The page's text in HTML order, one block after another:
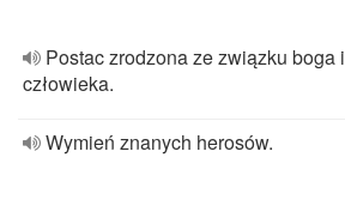
Postac zrodzona ze związku boga i
człowieka.
Wymień znanych herosów.